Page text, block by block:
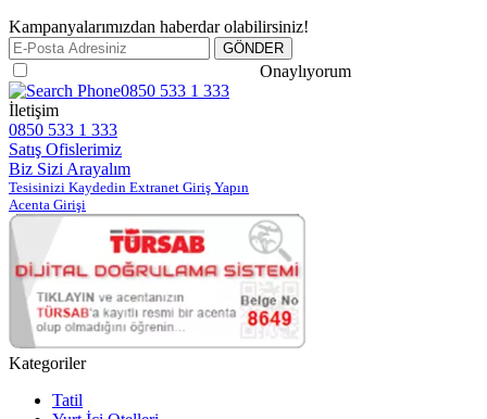
Kampanyalarımızdan haberdar olabilirsiniz!
Onaylıyorum
0850 533 1 333
İletişim
0850 533 1 333
Satış Ofislerimiz
Biz Sizi Arayalım
Tesisinizi Kaydedin Extranet Giriş Yapın
Acenta Girişi
Kategoriler
Tatil